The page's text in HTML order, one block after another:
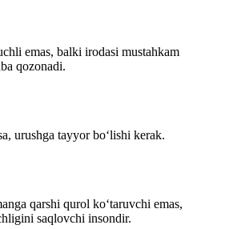
emas, balki irodasi mustahkam
qozonadi.
urushga tayyor bo‘lishi kerak.
qarshi qurol ko‘taruvchi emas,
saqlovchi insondir.